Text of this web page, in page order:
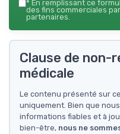
* En remplissant ce
des fins commerciales
partenaires.
Clause de non-
médicale
Le contenu présenté sur
uniquement. Bien que
informations fiables et à
bien-être, nous ne